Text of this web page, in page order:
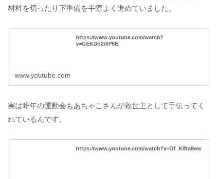
材料を切ったり下準備を手際よく進めていました。
https://www.youtube.com/watch?
v=GEKDh2iXP6E
www.youtube.com
実は昨年の運動会もあちゃこさんが救世主として手伝ってく
れているんです。
https://www.youtube.com/watch?v=Of_KIfta9ow